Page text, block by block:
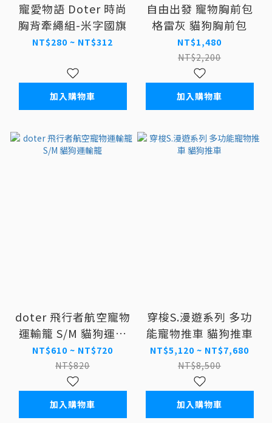
寵愛物語 Doter 時尚
胸背牽繩組-米字國旗
NT$280 ~ NT$312
加入購物車
自由出發 寵物胸前包
格雷灰 貓狗胸前包
NT$1,480
NT$2,200
加入購物車
doter 飛行者航空寵物
運輸籠 S/M 貓狗運輸
籠
NT$610 ~ NT$720
NT$820
加入購物車
穿梭S.漫遊系列 多功
能寵物推車 貓狗推車
NT$5,120 ~ NT$7,680
NT$8,500
加入購物車